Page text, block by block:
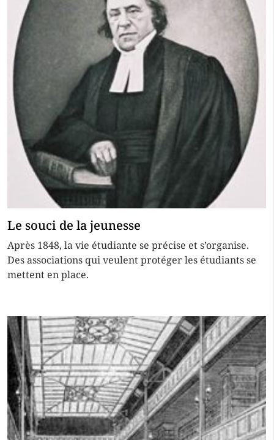
Le souci de la jeunesse
Après 1848, la vie étudiante se précise et s’organise.
Des associations qui veulent protéger les étudiants se
mettent en place.